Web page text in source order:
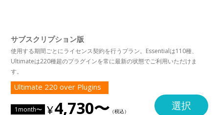
サブスクリプション版
使用する期間ごとにライセンス契約を行うプラン。Essentialは110種、
Ultimateは220種超のプラグインを常に最新の状態でご利用いただけま
す。
Ultimate 220 over Plugins
1month〜 4,730〜 選択